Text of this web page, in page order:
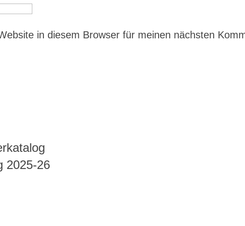
in diesem Browser für meinen nächsten
2025-26